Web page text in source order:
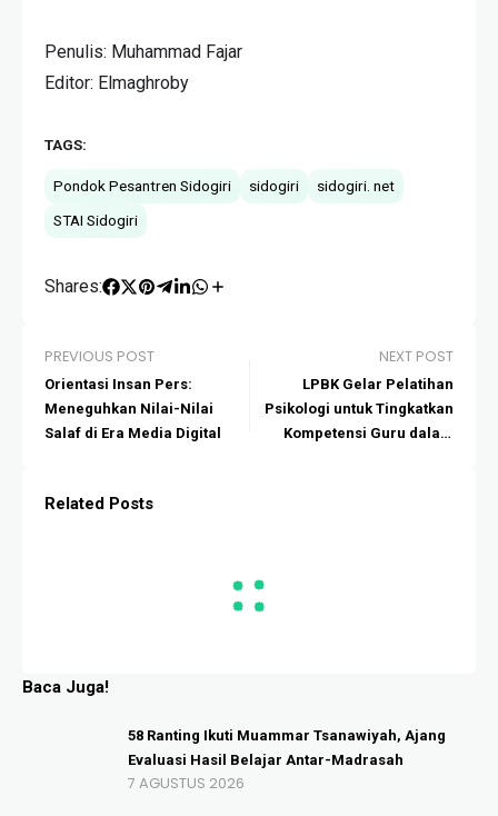
Penulis: Muhammad Fajar
Editor: Elmaghroby
TAGS:
Pondok Pesantren Sidogiri sidogiri
sidogiri. net
STAI Sidogiri
Shares:
PREVIOUS POST
Orientasi Insan Pers:
Meneguhkan Nilai-Nilai
Salaf di Era Media Digital
NEXT POST
LPBK Gelar Pelatihan
Psikologi untuk Tingkatkan
Kompetensi Guru dalam
Related Posts
Baca Juga!
58 Ranting Ikuti Muammar Tsanawiyah, Ajang
Evaluasi Hasil Belajar Antar-Madrasah
7 AGUSTUS 2026